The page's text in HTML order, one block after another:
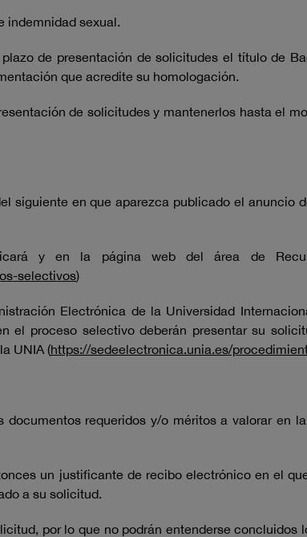
indemnidad sexual.
de presentación de solicitudes el título de
que acredite su homologación.
de solicitudes y mantenerlos hasta el
siguiente en que aparezca publicado el anuncio
y en la página web del área de
selectivos)
Electrónica de la Universidad
el proceso selectivo deberán presentar su
UNIA (https://sedeelectronica.unia.es/
requeridos y/o méritos a valorar en
un justificante de recibo electrónico en el
a su solicitud.
por lo que no podrán entenderse concluidos